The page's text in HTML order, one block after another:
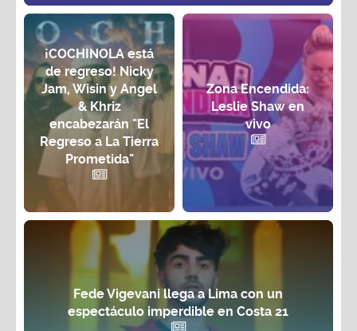
¡COCHINOLA está
de regreso! Nicky
Jam, Wisin y Angel
& Khriz
encabezarán "El
Regreso a La Tierra
Prometida"
Zona Encendida:
Leslie Shaw en
vivo
Fede Vigevani llega a Lima con un
espectáculo imperdible en Costa 21